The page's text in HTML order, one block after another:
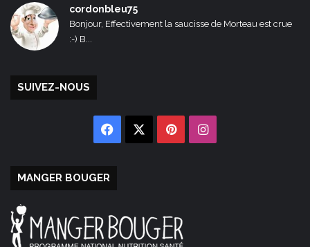
cordonbleu75
Bonjour, Effectivement la saucisse de Morteau est crue
:-) B...
SUIVEZ-NOUS
Facebook PinterestInstagram
MANGER BOUGER